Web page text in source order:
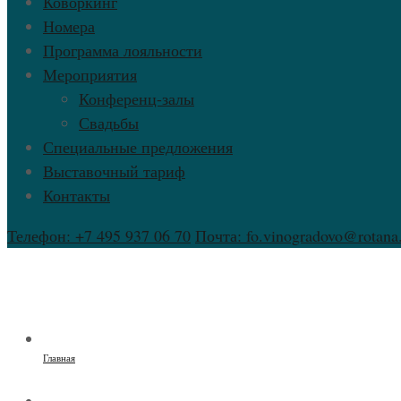
Номера
Программа лояльности
Мероприятия
Конференц-залы
Свадьбы
Специальные предложения
Выставочный тариф
Контакты
Телефон: +7 495 937 06 70 Почта:
Главная